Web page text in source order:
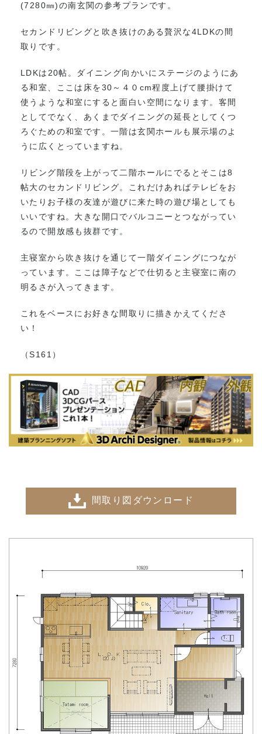
(7280㎜)の南玄関の参考プランです。
セカンドリビングと吹き抜けのある贅沢な4LDKの間
取りです。
LDKは20帖。ダイニング向かいにステージのようにあ
る和室、ここは床を30～４０cm程度上げて腰掛けて
使うような和室にすると面白い空間になります。客間
としてでなく、あくまでダイニングの延長としてくつ
ろぐための和室です。一階は玄関ホールも展示場のよ
うに広くとっていますね。
リビング階段を上がって二階ホールにでるとそこは8
帖大のセカンドリビング。これだけあればテレビをお
いたりお子様の友達が遊びに来た時の遊び場としても
いいですね。大きな開口でバルコニーとつながってい
るので開放感も抜群です。
主寝室から吹き抜けを通じて一階ダイニングにつなが
っています。ここは障子などで仕切ると主寝室に南の
明るさが入ってきます。
これをベースにお好きな間取りに描きかえてくださ
い！
（S161）
間取り図ダウンロード